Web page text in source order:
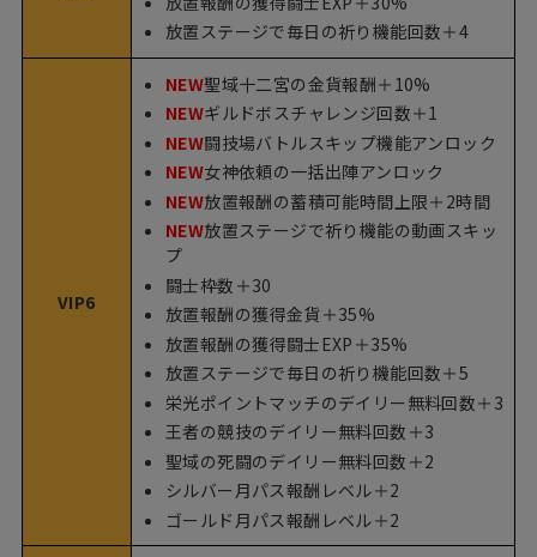
放置ステージで毎日の祈り機能回数＋4
VIP6
NEW聖域十二宮の金貨報酬＋10%
NEWギルドボスチャレンジ回数＋1
NEW闘技場バトルスキップ機能アンロック
NEW女神依頼の一括出陣アンロック
NEW放置報酬の蓄積可能時間上限＋2時間
NEW放置ステージで祈り機能の動画スキッ
プ
闘士枠数＋30
放置報酬の獲得金貨＋35%
放置報酬の獲得闘士EXP＋35%
放置ステージで毎日の祈り機能回数＋5
栄光ポイントマッチのデイリー無料回数＋3
王者の競技のデイリー無料回数＋3
聖域の死闘のデイリー無料回数＋2
シルバー月パス報酬レベル＋2
ゴールド月パス報酬レベル＋2